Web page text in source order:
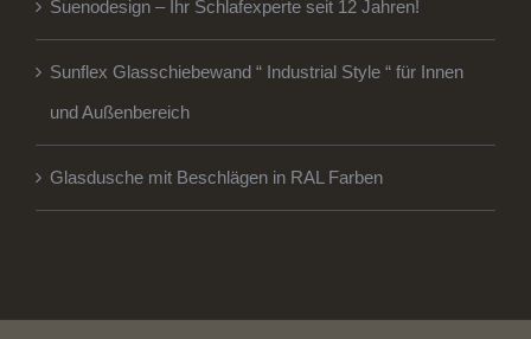
Suenodesign – Ihr Schlafexperte seit 12 Jahren!
Sunflex Glasschiebewand “ Industrial Style “ für Innen
und Außenbereich
Glasdusche mit Beschlägen in RAL Farben